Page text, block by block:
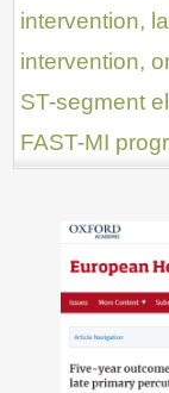
intervention,
intervention,
ST-segment
FAST-MI